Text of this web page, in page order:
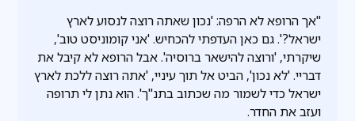
"אך הרופא לא הרפה: 'נכון שאתה רוצה לנסוע לארץ
ישראל?'. גם כאן העדפתי להכחיש. 'אני קומוניסט טוב',
שיקרתי, 'ורוצה להישאר ברוסיה'. אבל הרופא לא קיבל את
דבריי. 'לא נכון', הביט אל תוך עיניי, 'אתה רוצה ללכת לארץ
ישראל כדי לשמור מה שכתוב בתנ"ך'. הוא נתן לי תרופה
ועזב את החדר.